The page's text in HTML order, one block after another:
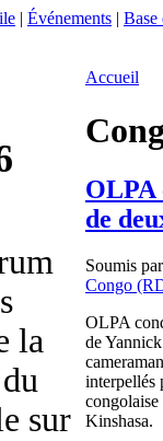
| Événements | Base
la
sur
Accueil
OLPA
de
Soumis
Congo
OLPA
de
interpellés
congolaise
Kinshasa.